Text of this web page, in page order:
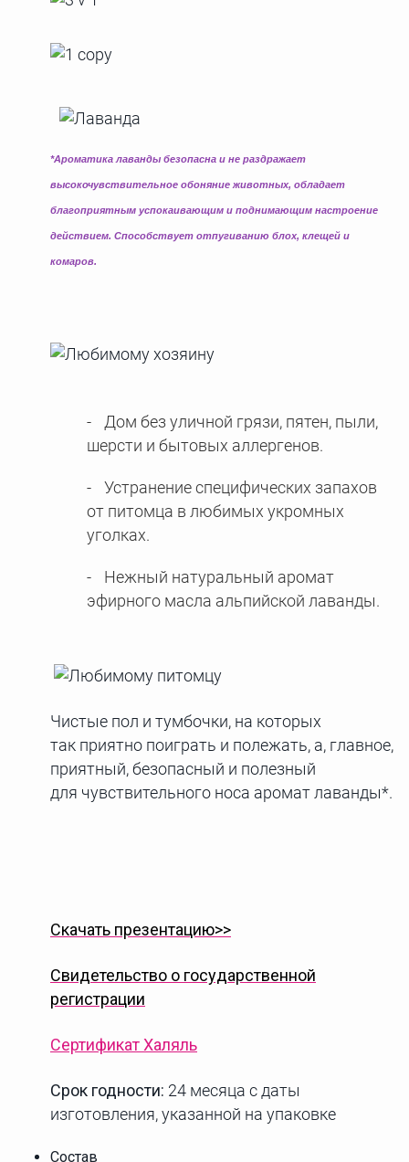
*Ароматика лаванды безопасна и не раздражает
высокочувствительное обоняние животных, обладает
благоприятным успокаивающим и поднимающим настроение
действием. Способствует отпугиванию блох, клещей и
комаров.
Дом без уличной грязи, пятен, пыли,
шерсти и бытовых аллергенов.
Устранение специфических запахов
от питомца в любимых укромных
уголках.
Нежный натуральный аромат
эфирного масла альпийской лаванды.
Чистые пол и тумбочки, на которых
так приятно поиграть и полежать, а, главное,
приятный, безопасный и полезный
для чувствительного носа аромат лаванды*.
Скачать презентацию>>
Свидетельство о государственной
регистрации
Сертификат Халяль
Срок годности: 24 месяца с даты
изготовления, указанной на упаковке
Состав